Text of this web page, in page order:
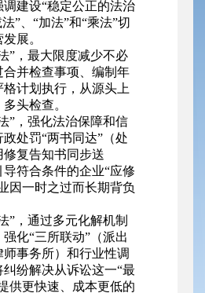
调建设“稳定公正的法治
”、“加法”和“乘法”切
展。
”，最大限度减少不必
并检查事项、编制年
格计划执行，从源头上
头检查。
”，强化法治保障和信
处罚“两书同达”（处
复告知书同步送
符合条件的企业“应修
因一时之过而长期背负
”，通过多元化解机制
化“三所联动”（派出
师事务所）和行业性调
纷解决从诉讼这一“最
供更快速、成本更低的